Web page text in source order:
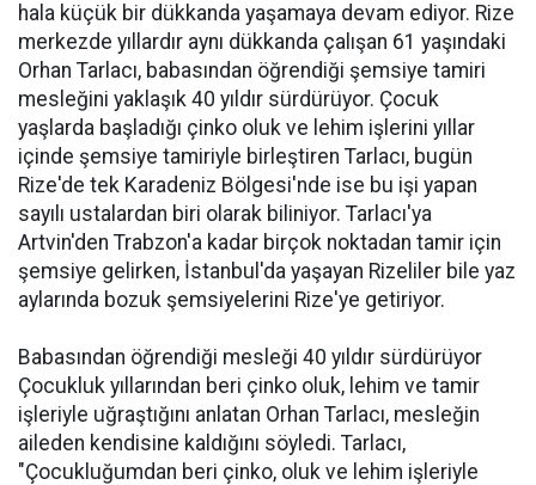
hala küçük bir dükkanda yaşamaya devam ediyor. Rize
merkezde yıllardır aynı dükkanda çalışan 61 yaşındaki
Orhan Tarlacı, babasından öğrendiği şemsiye tamiri
mesleğini yaklaşık 40 yıldır sürdürüyor. Çocuk
yaşlarda başladığı çinko oluk ve lehim işlerini yıllar
içinde şemsiye tamiriyle birleştiren Tarlacı, bugün
Rize'de tek Karadeniz Bölgesi'nde ise bu işi yapan
sayılı ustalardan biri olarak biliniyor. Tarlacı'ya
Artvin'den Trabzon'a kadar birçok noktadan tamir için
şemsiye gelirken, İstanbul'da yaşayan Rizeliler bile yaz
aylarında bozuk şemsiyelerini Rize'ye getiriyor.
Babasından öğrendiği mesleği 40 yıldır sürdürüyor
Çocukluk yıllarından beri çinko oluk, lehim ve tamir
işleriyle uğraştığını anlatan Orhan Tarlacı, mesleğin
aileden kendisine kaldığını söyledi. Tarlacı,
"Çocukluğumdan beri çinko, oluk ve lehim işleriyle